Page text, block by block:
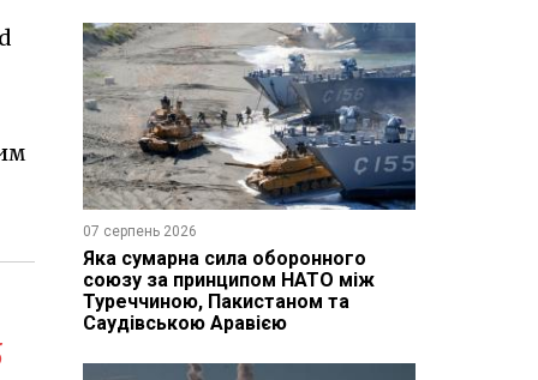
07 серпень 2026
Яка сумарна сила оборонного
союзу за принципом НАТО між
Туреччиною, Пакистаном та
Саудівською Аравією